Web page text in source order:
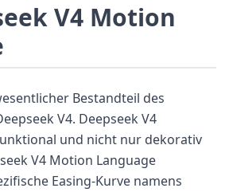
V4 Motion
Bestandteil des
V4. Deepseek V4
und nicht nur dekorativ
V4 Motion Language
Easing-Kurve namens